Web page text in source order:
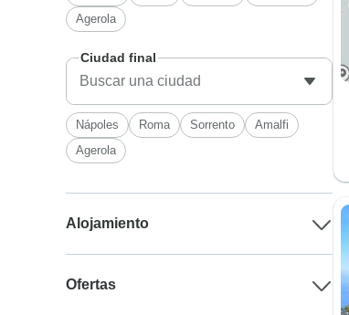
Agerola
Ciudad final
Nápoles Roma Sorrento
Amalfi
Agerola
Alojamiento
Ofertas